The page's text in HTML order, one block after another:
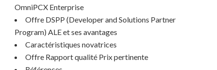
OmniPCX Enterprise
Offre DSPP (Developer and Solutions Partner
Program) ALE et ses avantages
Caractéristiques novatrices
Offre Rapport qualité Prix pertinente